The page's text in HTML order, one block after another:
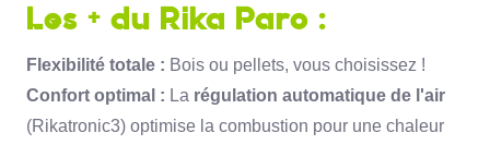
Les + du Rika Paro :
Flexibilité totale : Bois ou pellets, vous choisissez !
Confort optimal : La régulation automatique de l'air
(Rikatronic3) optimise la combustion pour une chaleur